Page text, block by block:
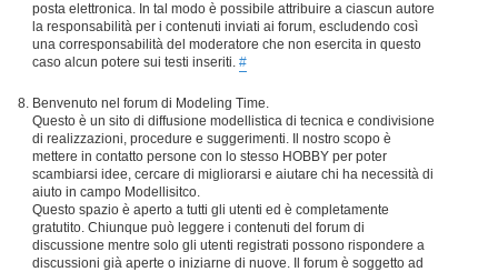
posta elettronica. In tal modo è possibile attribuire a ciascun autore
la responsabilità per i contenuti inviati ai forum, escludendo così
una corresponsabilità del moderatore che non esercita in questo
caso alcun potere sui testi inseriti. #
Benvenuto nel forum di Modeling Time.
Questo è un sito di diffusione modellistica di tecnica e condivisione
di realizzazioni, procedure e suggerimenti. Il nostro scopo è
mettere in contatto persone con lo stesso HOBBY per poter
scambiarsi idee, cercare di migliorarsi e aiutare chi ha necessità di
aiuto in campo Modellisitco.
Questo spazio è aperto a tutti gli utenti ed è completamente
gratutito. Chiunque può leggere i contenuti del forum di
discussione mentre solo gli utenti registrati possono rispondere a
discussioni già aperte o iniziarne di nuove. Il forum è soggetto ad